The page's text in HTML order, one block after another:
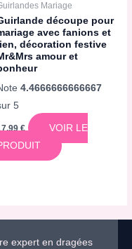
Mariage
découpe pour
avec fanions et
lien, décoration festive
amour et
4.4666666666667
5
€
VOIR LE
expert en dragées